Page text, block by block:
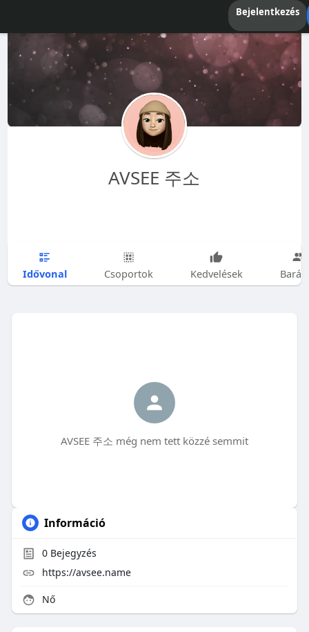
Bejelentkezés
AVSEE 주소
Idővonal Csoportok Kedvelések
AVSEE 주소 még nem tett közzé semmit
Információ
0Bejegyzés
https://avsee.name
Nő